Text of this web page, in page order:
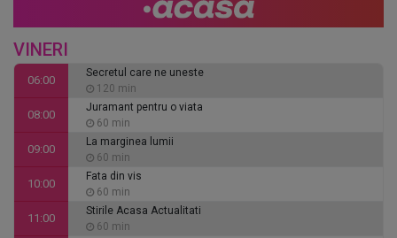
VINERI
06:00
Secretul care ne uneste
120 min
08:00
Juramant pentru o viata
60 min
09:00
La marginea lumii
60 min
10:00
Fata din vis
60 min
11:00
Stirile Acasa Actualitati
60 min